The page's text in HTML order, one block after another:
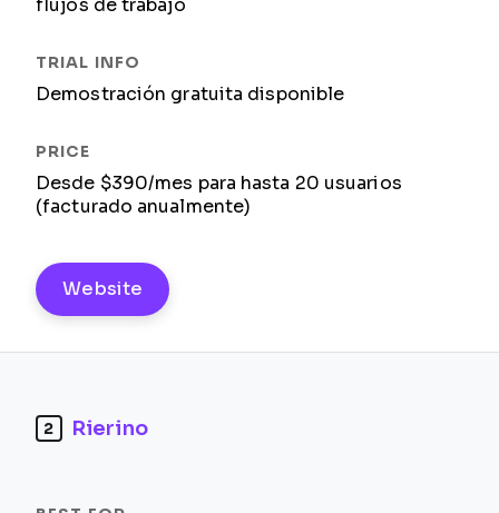
flujos de trabajo
Demostración gratuita disponible
Desde $390/mes para hasta 20 usuarios
(facturado anualmente)
Website
2 Rierino